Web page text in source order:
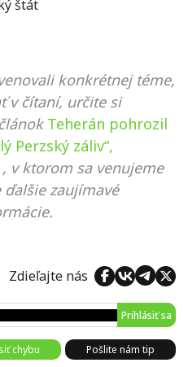
štát
konkrétnej téme,
v čítaní, určite si
Teherán pohrozil
Perzský záliv“,
, v ktorom sa venujeme
zaujímavé
Zdieľajte nás
Prihlásiť sa
chybu Pošlite nám tip